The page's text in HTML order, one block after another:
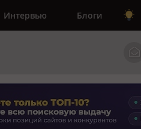
Интервью Блоги